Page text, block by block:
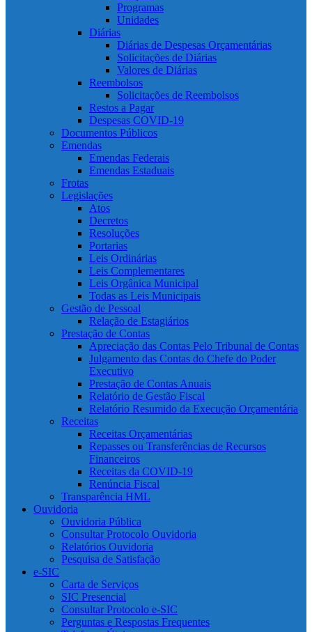
Programas
Unidades
Diárias
Diárias de Despesas Orçamentárias
Solicitações de Diárias
Valores de Diárias
Reembolsos
Solicitações de Reembolsos
Restos a Pagar
Despesas COVID-19
Documentos Públicos
Emendas
Emendas Federais
Emendas Estaduais
Frotas
Legislações
Atos
Decretos
Resoluções
Portarias
Leis Ordinárias
Leis Complementares
Leis Orgânica Municipal
Todas as Leis Municipais
Gestão de Pessoal
Relação de Estagiários
Prestação de Contas
Apreciação das Contas Pelo Tribunal de Contas
Julgamento das Contas do Chefe do Poder
Executivo
Prestação de Contas Anuais
Relatório de Gestão Fiscal
Relatório Resumido da Execução Orçamentária
Receitas
Receitas Orçamentárias
Repasses ou Transferências de Recursos
Financeiros
Receitas da COVID-19
Renúncia Fiscal
Transparência HML
Ouvidoria
Ouvidoria Pública
Consultar Protocolo Ouvidoria
Relatórios Ouvidoria
Pesquisa de Satisfação
e-SIC
Carta de Serviços
SIC Presencial
Consultar Protocolo e-SIC
Perguntas e Respostas Frequentes